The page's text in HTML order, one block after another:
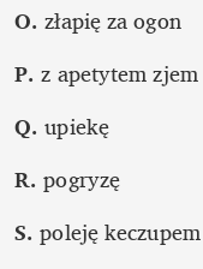
O. złapię za ogon
P. z apetytem zjem
Q. upiekę
R. pogryzę
S. poleję keczupem